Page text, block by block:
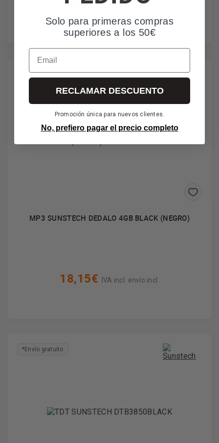
IVA incl. envío incl.
*Envío gratuito
MP3 SUNSTECH DEDALO 4GB BLACK (NEGRO)
18,15€ IVA incl. envío incl.
*Envío gratuito
Solo para primeras compras
superiores a los 50€
Email
RECLAMAR DESCUENTO
Promoción única para nuevos clientes.
No, prefiero pagar el precio completo